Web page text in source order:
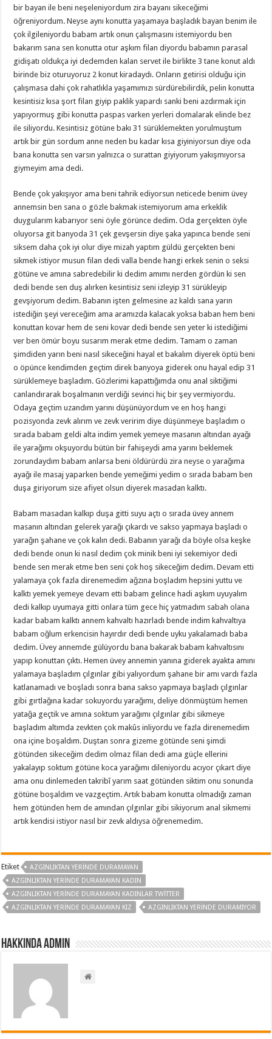
bir bayan ile beni neşeleniyordum zira bayanı sikeceğimi
öğreniyordum. Neyse aynı konutta yaşamaya başladık bayan benim ile
çok ilgileniyordu babam artık onun çalışmasını istemiyordu ben
bakarım sana sen konutta otur aşkım filan diyordu babamın parasal
gidişatı oldukça iyi dedemden kalan servet ile birlikte 3 tane konut aldı
birinde biz oturuyoruz 2 konut kiradaydı. Onların getirisi olduğu için
çalışmasa dahi çok rahatlıkla yaşamımızı sürdürebilirdik, pelin konutta
kesintisiz kısa şort filan giyip paklik yapardı sanki beni azdırmak için
yapıyormuş gibi konutta paspas varken yerleri domalarak elinde bez
ile siliyordu. Kesintisiz götüne bakı 31 sürüklemekten yorulmuştum
artık bir gün sordum anne neden bu kadar kısa giyiniyorsun diye oda
bana konutta sen varsın yalnızca o surattan giyiyorum yakışmıyorsa
giymeyim ama dedi.
Bende çok yakışıyor ama beni tahrik ediyorsun neticede benim üvey
annemsin ben sana o gözle bakmak istemiyorum ama erkeklik
duygularım kabarıyor seni öyle görünce dedim. Oda gerçekten öyle
oluyorsa git banyoda 31 çek gevşersin diye şaka yapınca bende seni
siksem daha çok iyi olur diye mizah yaptım güldü gerçekten beni
sikmek istiyor musun filan dedi valla bende hangi erkek senin o seksi
götüne ve amına sabredebilir ki dedim amımı nerden gördün ki sen
dedi bende sen duş alırken kesintisiz seni izleyip 31 sürükleyip
gevşiyorum dedim. Babanın işten gelmesine az kaldı sana yarın
istediğin şeyi vereceğim ama aramızda kalacak yoksa baban hem beni
konuttan kovar hem de seni kovar dedi bende sen yeter ki istediğimi
ver ben ömür boyu susarım merak etme dedim. Tamam o zaman
şimdiden yarın beni nasıl sikeceğini hayal et bakalım diyerek öptü beni
o öpünce kendimden geçtim direk banyoya giderek onu hayal edip 31
sürüklemeye başladım. Gözlerimi kapattığımda onu anal siktiğimi
canlandırarak boşalmanın verdiği sevinci hiç bir şey vermiyordu.
Odaya geçtim uzandım yarını düşünüyordum ve en hoş hangi
pozisyonda zevk alırım ve zevk veririm diye düşünmeye başladım o
sırada babam geldi alta indim yemek yemeye masanın altından ayağı
ile yarağımı okşuyordu bütün bir fahişeydi ama yarını beklemek
zorundaydım babam anlarsa beni öldürürdü zira neyse o yarağıma
ayağı ile masaj yaparken bende yemeğimi yedim o sırada babam ben
duşa giriyorum size afiyet olsun diyerek masadan kalktı.
Babam masadan kalkıp duşa gitti suyu açtı o sırada üvey annem
masanın altından gelerek yarağı çıkardı ve sakso yapmaya başladı o
yarağın şahane ve çok kalın dedi. Babanın yarağı da böyle olsa keşke
dedi bende onun ki nasıl dedim çok minik beni iyi sekemiyor dedi
bende sen merak etme ben seni çok hoş sikeceğim dedim. Devam etti
yalamaya çok fazla direnemedim ağzına boşladım hepsini yuttu ve
kalktı yemek yemeye devam etti babam gelince hadi aşkım uyuyalım
dedi kalkıp uyumaya gitti onlara tüm gece hiç yatmadım sabah olana
kadar babam kalktı annem kahvaltı hazırladı bende indim kahvaltıya
babam oğlum erkencisin hayırdır dedi bende uyku yakalamadı baba
dedim. Üvey annemde gülüyordu bana bakarak babam kahvaltısını
yapıp konuttan çıktı. Hemen üvey annemin yanına giderek ayakta amını
yalamaya başladım çılgınlar gibi yalıyordum şahane bir amı vardı fazla
katlanamadı ve boşladı sonra bana sakso yapmaya başladı çılgınlar
gibi gırtlağına kadar sokuyordu yarağımı, deliye dönmüştüm hemen
yatağa geçtik ve amına soktum yarağımı çılgınlar gibi sikmeye
başladım altımda zevkten çok makûs inliyordu ve fazla direnemedim
ona içine boşaldım. Duştan sonra gizeme götünde seni şimdi
götünden sikeceğim dedim olmaz filan dedi ama güçle ellerini
yakalayıp soktum götüne koca yarağımı dileniyordu acıyor çıkart diye
ama onu dinlemeden takribî yarım saat götünden siktim onu sonunda
götüne boşaldım ve vazgeçtim. Artık babam konutta olmadığı zaman
hem götünden hem de amından çılgınlar gibi sikiyorum anal sikmemi
artık kendisi istiyor nasıl bir zevk aldıysa öğrenemedim.
Etiket
AZGINLIKTAN YERINDE DURAMAYAN
AZGINLIKTAN YERINDE DURAMAYAN KADIN
AZGINLIKTAN YERINDE DURAMAYAN KADINLAR TWITTER
AZGINLIKTAN YERINDE DURAMAYAN KIZ
AZGINLIKTAN YERINDE DURAMIYOR
Hakkında admin